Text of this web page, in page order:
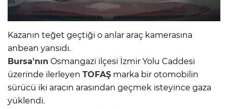
Kazanın teğet geçtiği o anlar araç kamerasına
anbean yansıdı.
Bursa'nın Osmangazi ilçesi İzmir Yolu Caddesi
üzerinde ilerleyen TOFAŞ marka bir otomobilin
sürücü iki aracın arasından geçmek isteyince gaza
yüklendi.